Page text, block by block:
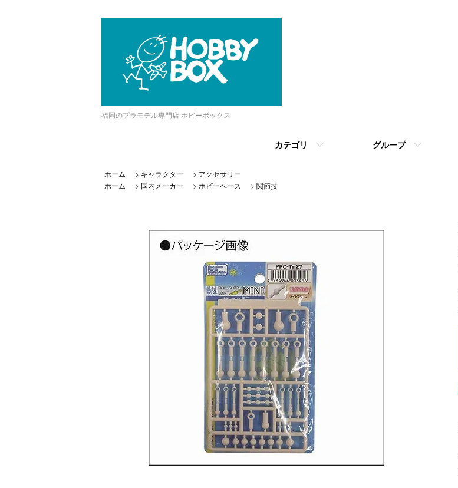
福岡のプラモデル専門店 ホビーボックス
カテゴリ グループ
ホーム > キャラクター > アクセサリー
ホーム
> 国内メーカー > ホビーベース > 関節技